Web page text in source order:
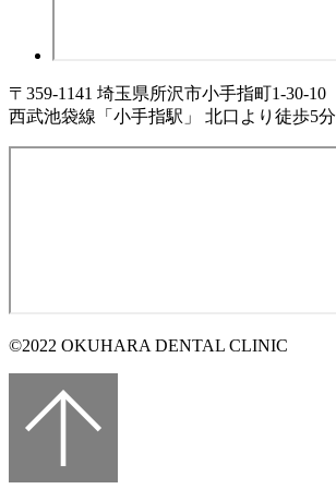
〒359-1141 埼玉県所沢市小手指町1-30-10
西武池袋線「小手指駅」 北口より徒歩5分
©2022 OKUHARA DENTAL CLINIC